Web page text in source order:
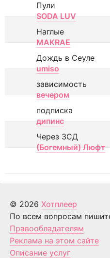
Пули
SODA LUV
Наглые
MAKRAE
Дождь в Сеуле
umiso
зависимость
вечером
подписка
дипинс
Через ЗСД
(Богемный) Люфт
© 2026 Хотплеер
По всем вопросам
Правообладателям
Реклама на этом сайте
Описание услуг